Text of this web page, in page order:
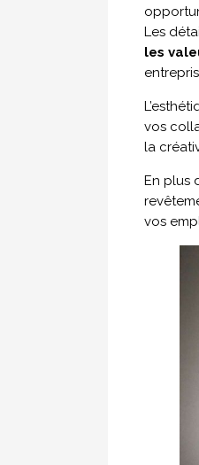
Les
les
vos
la
En plus
vos